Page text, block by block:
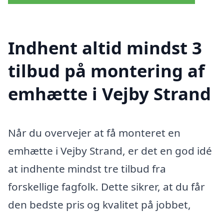
Indhent altid mindst 3
tilbud på montering af
emhætte i Vejby Strand
Når du overvejer at få monteret en
emhætte i Vejby Strand, er det en god idé
at indhente mindst tre tilbud fra
forskellige fagfolk. Dette sikrer, at du får
den bedste pris og kvalitet på jobbet,